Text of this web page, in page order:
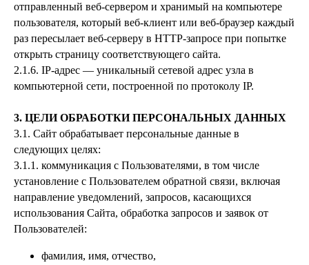
отправленный веб-сервером и хранимый на компьютере
пользователя, который веб-клиент или веб-браузер каждый
раз пересылает веб-серверу в HTTP-запросе при попытке
открыть страницу соответствующего сайта.
2.1.6. IP-адрес — уникальный сетевой адрес узла в
компьютерной сети, построенной по протоколу IP.
3. ЦЕЛИ ОБРАБОТКИ ПЕРСОНАЛЬНЫХ ДАННЫХ
3.1. Сайт обрабатывает персональные данные в
следующих целях:
3.1.1. коммуникация с Пользователями, в том числе
установление с Пользователем обратной связи, включая
направление уведомлений, запросов, касающихся
использования Сайта, обработка запросов и заявок от
Пользователей:
фамилия, имя, отчество,